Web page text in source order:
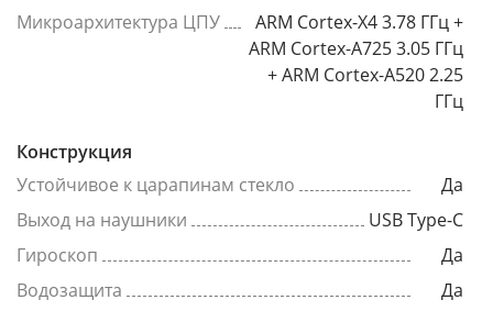
Микроархитектура ЦПУ
ARM Cortex-X4 3.78 ГГц +
ARM Cortex-A725 3.05 ГГц
+ ARM Cortex-A520 2.25
ГГц
Конструкция
Устойчивое к царапинам стекло
Да
Выход на наушники
USB Type-C
Гироскоп
Да
Водозащита
Да